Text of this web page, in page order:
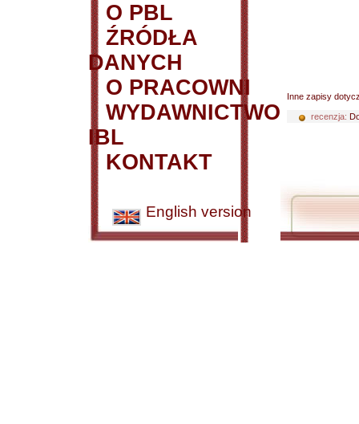
O PBL
ŹRÓDŁA
DANYCH
O PRACOWNI
WYDAWNICTWO
IBL
KONTAKT
English version
Inne zapisy
recenzja: